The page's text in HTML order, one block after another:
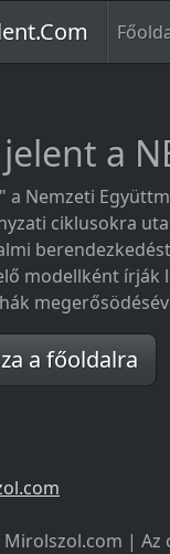
a
a Nemzeti
ciklusokra
modellként írják
a főoldalra
Mirolszol.com | Az